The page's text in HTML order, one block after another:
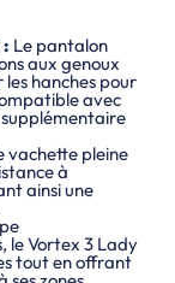
Le pantalon
aux genoux
hanches pour
avec
vachette pleine
à
ainsi une
le Vortex 3 Lady
tout en offrant